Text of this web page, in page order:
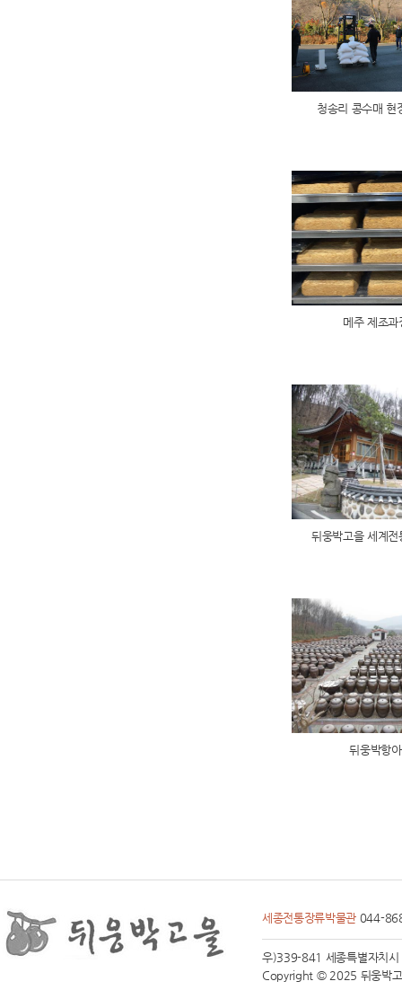
청송리 콩수매
메주 제조
뒤웅박고을 세계
뒤웅박항
세종전통장류박물관 044-
우)339-841 세종특별자치
Copyright © 2025 뒤웅박